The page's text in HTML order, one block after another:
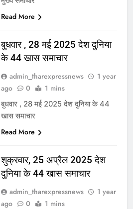
Read More
बुधवार , 28 मई 2025 देश दुनिया
के 44 खास समाचार
admin_tharexpressnews
1 year
ago
0 1 mins
बुधवार , 28 मई 2025 देश दुनिया के 44
खास समाचार
Read More
शुक्रवार, 25 अप्रैल 2025 देश
दुनिया के 44 खास समाचार
admin_tharexpressnews
1 year
ago
0 1 mins